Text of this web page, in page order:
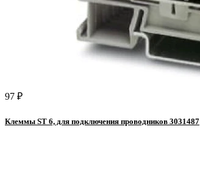
97 ₽
Клеммы ST 6, для подключения проводников 3031487